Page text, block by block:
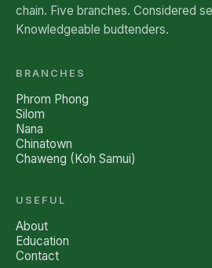
chain. Five branches. Considered
Knowledgeable budtenders.
BRANCHES
Phrom Phong
Silom
Nana
Chinatown
Chaweng (Koh Samui)
USEFUL
About
Education
Contact